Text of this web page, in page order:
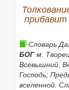
|сущ.
прибавка, и,
|прил.
Если нужное
прибавит
отсутствует
найти с
прибавит
Словарь
БОГ м.
Всевышний,
Господь;
вселенной.